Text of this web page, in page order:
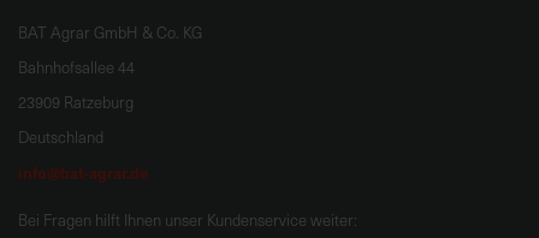
BAT Agrar GmbH & Co. KG
Bahnhofsallee 44
23909 Ratzeburg
Deutschland
info@bat-agrar.de
Bei Fragen hilft Ihnen unser Kundenservice weiter: